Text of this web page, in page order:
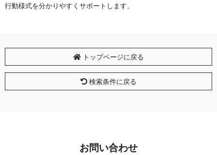
行動様式を分かりやすくサポートします。
トップページに戻る
検索条件に戻る
お問い合わせ